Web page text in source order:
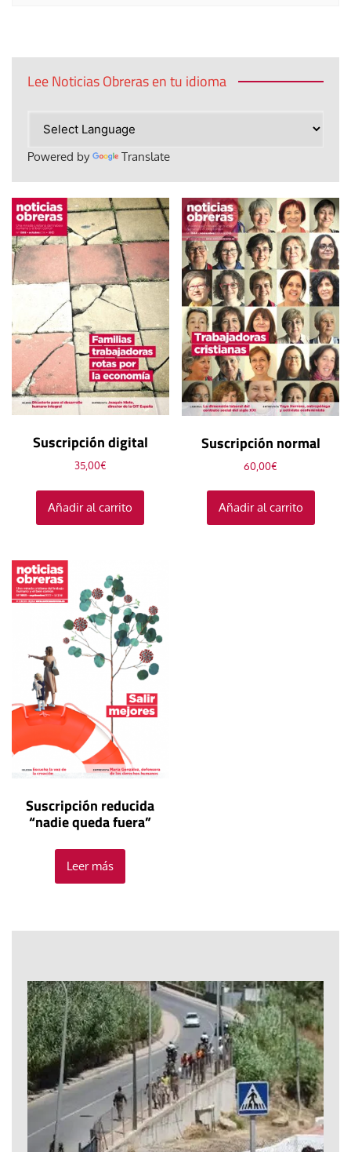
Lee Noticias Obreras en tu idioma
Powered by Translate
Suscripción digital
35,00€
Añadir al carrito
Suscripción normal
60,00€
Añadir al carrito
Suscripción reducida
“nadie queda fuera”
Leer más